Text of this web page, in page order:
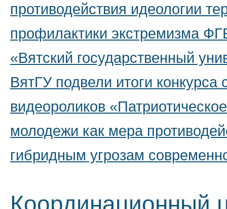
противодействия идеологии
профилактики экстремизма
«Вятский государственный
ВятГУ подвели итоги конкурса
видеороликов
молодежи как мера
гибридным угрозам